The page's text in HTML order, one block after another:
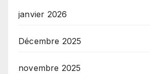
janvier 2026
Décembre 2025
novembre 2025